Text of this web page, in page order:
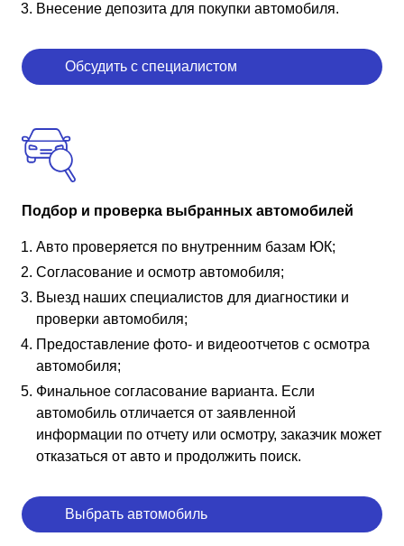
Внесение депозита для покупки автомобиля.
Обсудить с специалистом
Подбор и проверка выбранных автомобилей
Авто проверяется по внутренним базам ЮК;
Согласование и осмотр автомобиля;
Выезд наших специалистов для диагностики и
проверки автомобиля;
Предоставление фото- и видеоотчетов с осмотра
автомобиля;
Финальное согласование варианта. Если
автомобиль отличается от заявленной
информации по отчету или осмотру, заказчик может
отказаться от авто и продолжить поиск.
Выбрать автомобиль